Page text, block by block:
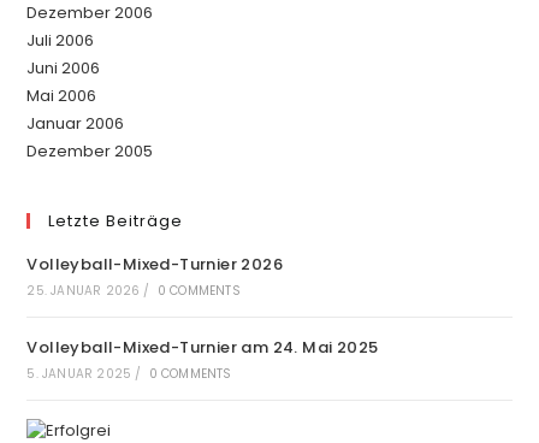
Dezember 2006
Juli 2006
Juni 2006
Mai 2006
Januar 2006
Dezember 2005
Letzte Beiträge
Volleyball-Mixed-Turnier 2026
25. JANUAR 2026 / 0 COMMENTS
Volleyball-Mixed-Turnier am 24. Mai 2025
5. JANUAR 2025 / 0 COMMENTS